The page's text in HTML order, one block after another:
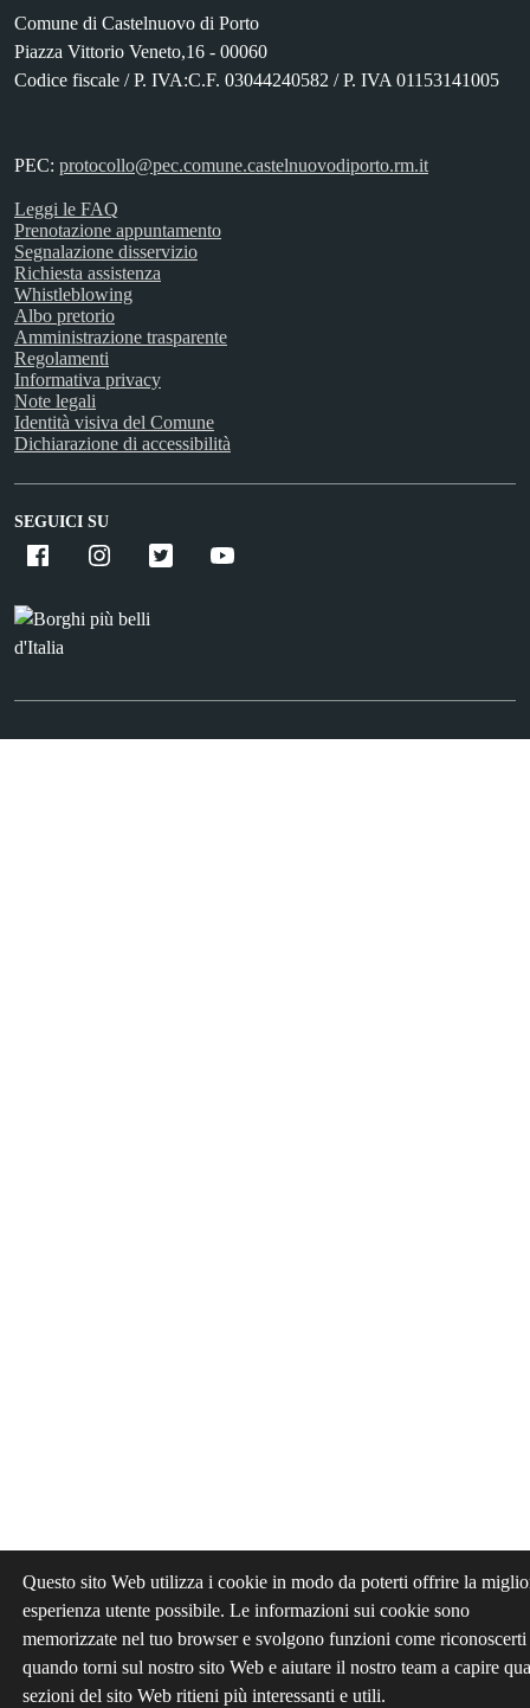
Comune di Castelnuovo di Porto
Piazza Vittorio Veneto,16 - 00060
Codice fiscale / P. IVA:C.F. 03044240582 / P. IVA 01153141005
PEC: protocollo@pec.comune.castelnuovodiporto.rm.it
Leggi le FAQ
Prenotazione appuntamento
Segnalazione disservizio
Richiesta assistenza
Whistleblowing
Albo pretorio
Amministrazione trasparente
Regolamenti
Informativa privacy
Note legali
Identità visiva del Comune
Dichiarazione di accessibilità
SEGUICI SU
Facebook Instagram
Questo sito Web utilizza i cookie in modo da poterti offrire la
esperienza utente possibile. Le informazioni sui cookie sono
memorizzate nel tuo browser e svolgono funzioni come riconoscerti
quando torni sul nostro sito Web e aiutare il nostro team a capire
sezioni del sito Web ritieni più interessanti e utili.